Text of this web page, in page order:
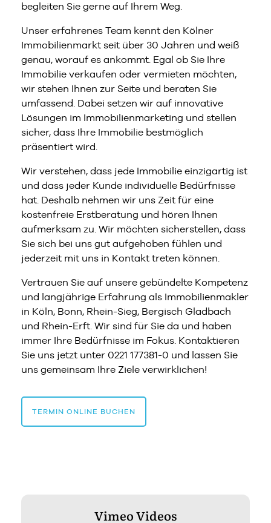
begleiten Sie gerne auf Ihrem Weg.
Unser erfahrenes Team kennt den Kölner
Immobilienmarkt seit über 30 Jahren und weiß
genau, worauf es ankommt. Egal ob Sie Ihre
Immobilie verkaufen oder vermieten möchten,
wir stehen Ihnen zur Seite und beraten Sie
umfassend. Dabei setzen wir auf innovative
Lösungen im Immobilienmarketing und stellen
sicher, dass Ihre Immobilie bestmöglich
präsentiert wird.
Wir verstehen, dass jede Immobilie einzigartig ist
und dass jeder Kunde individuelle Bedürfnisse
hat. Deshalb nehmen wir uns Zeit für eine
kostenfreie Erstberatung und hören Ihnen
aufmerksam zu. Wir möchten sicherstellen, dass
Sie sich bei uns gut aufgehoben fühlen und
jederzeit mit uns in Kontakt treten können.
Vertrauen Sie auf unsere gebündelte Kompetenz
und langjährige Erfahrung als Immobilienmakler
in Köln, Bonn, Rhein-Sieg, Bergisch Gladbach
und Rhein-Erft. Wir sind für Sie da und haben
immer Ihre Bedürfnisse im Fokus. Kontaktieren
Sie uns jetzt unter 0221 177381-0 und lassen Sie
uns gemeinsam Ihre Ziele verwirklichen!
TERMIN ONLINE BUCHEN
Vimeo Videos